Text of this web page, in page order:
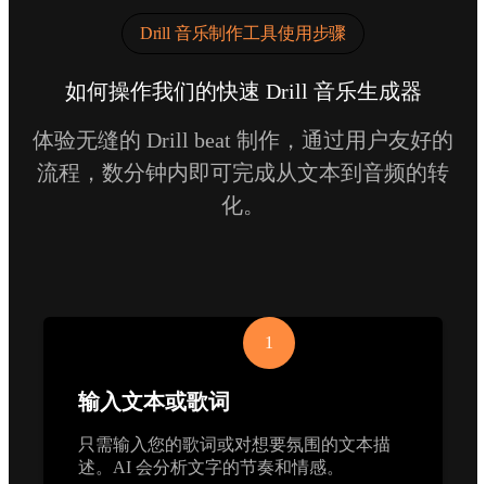
Drill 音乐制作工具使用步骤
如何操作我们的快速 Drill 音乐生成器
体验无缝的 Drill beat 制作，通过用户友好的
流程，数分钟内即可完成从文本到音频的转
化。
1
输入文本或歌词
只需输入您的歌词或对想要氛围的文本描
述。AI 会分析文字的节奏和情感。